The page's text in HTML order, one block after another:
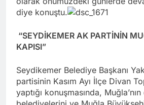
diye konuştu.
“SEYDİKEMER AK PARTİNİN
KAPISI”
Seydikemer Belediye Başkanı
partisinin Kasım Ayı İlçe Divan
yaptığı konuşmasında,